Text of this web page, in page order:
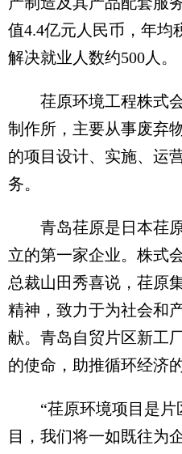
值4.4亿元人民币，年均
解决就业人数约500人。
荏原环境工程株式会
制作所，主要从事废弃
的项目设计、实施、运
务。
青岛荏原是日本荏原
立的第一家企业。株式
总裁山田秀喜说，荏原
精神，致力于为社会和
献。青岛自贸片区新工
的使命，助推循环经济
“荏原环境项目是片
目，我们将一如既往为